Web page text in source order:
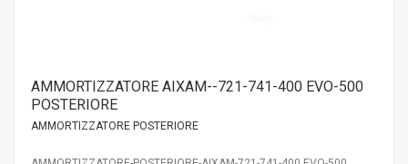
AMMORTIZZATORE AIXAM--721-741-400 EVO-500
POSTERIORE
AMMORTIZZATORE POSTERIORE